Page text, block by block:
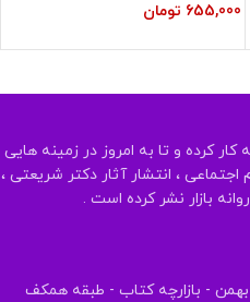
655,000 تومان
از سال ۱۳۳۶ آغاز به کار کرده و تا به امروز در زمینه هایی
، انتشار آثار دکتر شریعتی ،
- بازارچه کتاب - طبقه همکف